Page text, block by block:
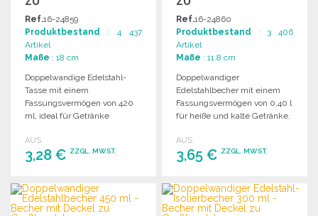
GROSSHANDELSPREISEN
Ref.16-24859
Produktbestand : 4 437
Artikel
Maße : 18 cm
Doppelwandige Edelstahl-
Tasse mit einem
Fassungsvermögen von 420
ml, ideal für Getränke
AUS
3,28 € ZZGL. MWST.
BESTELLEN
Angebot anfordern
GROSSHANDELSPREISEN
Ref.16-24860
Produktbestand : 3 406
Artikel
Maße : 11.8 cm
Doppelwandiger
Edelstahlbecher mit einem
Fassungsvermögen von 0,40 l
für heiße und kalte Getränke.
AUS
3,65 € ZZGL. MWST.
BESTELLEN
Angebot anfordern